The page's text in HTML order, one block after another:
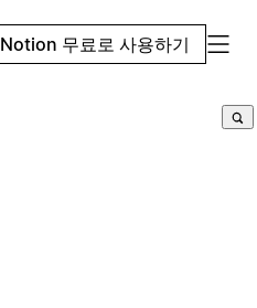
Notion 무료로 사용하기